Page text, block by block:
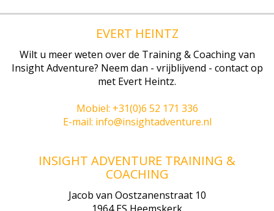
EVERT HEINTZ
Wilt u meer weten over de Training & Coaching van
Insight Adventure? Neem dan - vrijblijvend - contact op
met Evert Heintz.
Mobiel: +31(0)6 52 171 336
E-mail: info@insightadventure.nl
INSIGHT ADVENTURE TRAINING &
COACHING
Jacob van Oostzanenstraat 10